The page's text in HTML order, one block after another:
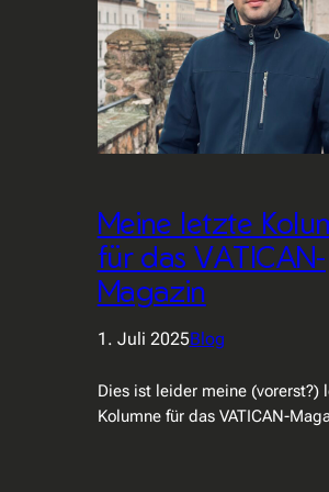
Meine letzte
für das VATICAN-
Magazin
1. Juli 2025Blog
Dies ist leider meine (vorerst?)
Kolumne für das VATICAN-